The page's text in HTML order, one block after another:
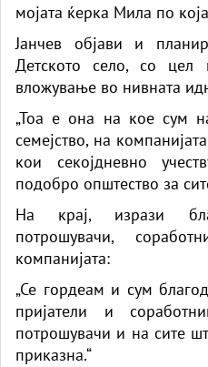
мојата ќерка Мила по
Јанчев објави и
Детското село, со
вложување во нивната
„Тоа е она на кое сум
семејство, на
кои секојдневно
подобро општество за
На крај, изрази
потрошувачи,
компанијата:
„Се гордеам и сум
пријатели и
потрошувачи и на сите
приказна.“